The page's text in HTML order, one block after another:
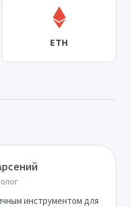
ETH
инструментом для